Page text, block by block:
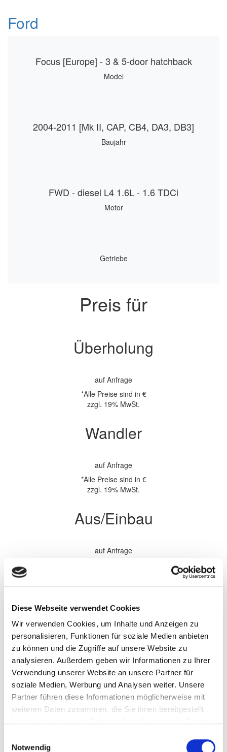
Diese Webseite verwendet Cookies
Wir verwenden Cookies, um Inhalte und Anzeigen zu
personalisieren, Funktionen für soziale Medien anbieten
zu können und die Zugriffe auf unsere Website zu
analysieren. Außerdem geben wir Informationen zu Ihrer
Verwendung unserer Website an unsere Partner für
soziale Medien, Werbung und Analysen weiter. Unsere
Partner führen diese Informationen möglicherweise mit
weiteren Daten zusammen, die Sie ihnen bereitgestellt
Notwendig
Ford
Focus [Europe] - 3 & 5-door hatchback
Model
2004-2011 [Mk II, CAP, CB4, DA3, DB3]
Baujahr
FWD - diesel L4 1.6L - 1.6 TDCi
Motor
Getriebe
Preis für
Überholung
auf Anfrage
*Alle Preise sind in €
zzgl. 19% MwSt.
Wandler
auf Anfrage
*Alle Preise sind in €
zzgl. 19% MwSt.
Aus/Einbau
auf Anfrage
Komplette Überholung aller Softparts (Verschleißteile) im
Getriebe. Elektronische Komponenten, sowie Antriebsteile werden
bei Bedarf gewechselt und nach Absprache separat berechnet.
Wandler werden nach Bedarf zu den aufgeführten Preisen
überholt.
Persönliche Informationen
Vorname
Name
Firma/Unternehmen